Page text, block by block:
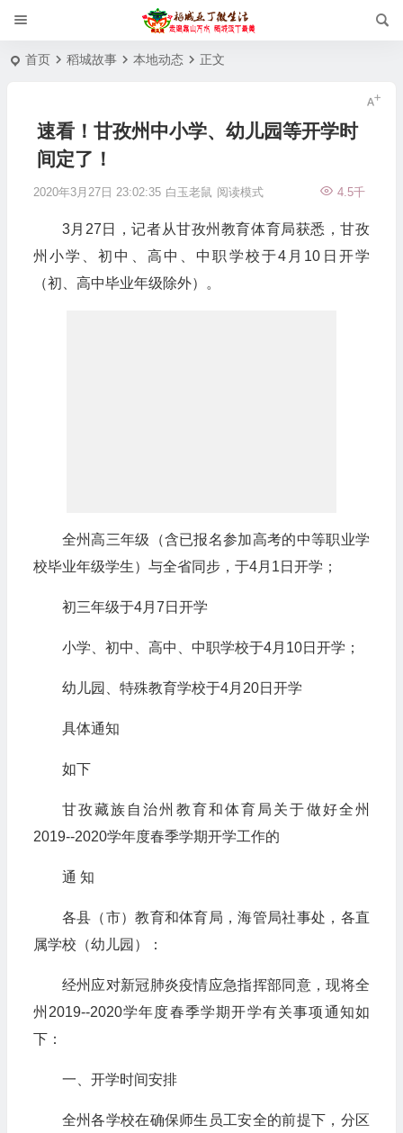
首页 稻城故事 本地动态 正文
速看！甘孜州中小学、幼儿园等开学时
间定了！
2020年3月27日 23:02:35 白玉老鼠 4.5千
阅读模式
3月27日，记者从甘孜州教育体育局获悉，甘孜
州小学、初中、高中、中职学校于4月10日开学
（初、高中毕业年级除外）。
全州高三年级（含已报名参加高考的中等职业学
校毕业年级学生）与全省同步，于4月1日开学；
初三年级于4月7日开学
小学、初中、高中、中职学校于4月10日开学；
幼儿园、特殊教育学校于4月20日开学
具体通知
如下
甘孜藏族自治州教育和体育局关于做好全州
2019--2020学年度春季学期开学工作的
通 知
各县（市）教育和体育局，海管局社事处，各直
属学校（幼儿园）：
经州应对新冠肺炎疫情应急指挥部同意，现将全
州2019--2020学年度春季学期开学有关事项通知如
下：
一、开学时间安排
全州各学校在确保师生员工安全的前提下，分区